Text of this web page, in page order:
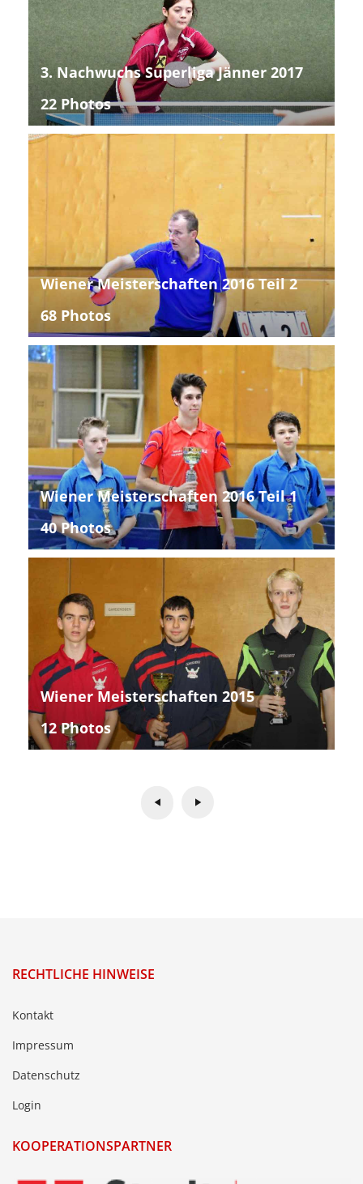
3. Nachwuchs Superliga Jänner 2017
22 Photos
Wiener Meisterschaften 2016 Teil 2
68 Photos
Wiener Meisterschaften 2016 Teil 1
40 Photos
Wiener Meisterschaften 2015
12 Photos
RECHTLICHE HINWEISE
Kontakt
Impressum
Datenschutz
Login
KOOPERATIONSPARTNER